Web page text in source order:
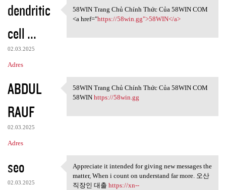
dendritic
cell ...
02.03.2025
Adres
58WIN Trang Chủ Chính Thức
58WIN Trang Chủ Chính Thức Của 58WIN COM
<a href="https://58win.gg">58WIN</a>
ABDUL
RAUF
02.03.2025
Adres
58WIN Trang Chủ Chính Thức
58WIN Trang Chủ Chính Thức Của 58WIN COM
58WIN https://58win.gg
seo
02.03.2025
Appreciate it intended for
Appreciate it intended for giving new messages the
matter, When i count on understand far more. 오산
직장인 대출 https://xn--